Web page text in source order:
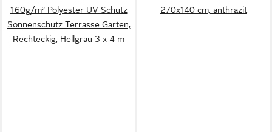
160g/m² Polyester UV Schutz
Sonnenschutz Terrasse Garten,
Rechteckig, Hellgrau 3 x 4 m
270x140 cm, anthrazit